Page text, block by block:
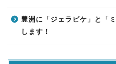
豊洲に「ジェラピケ」と「
します！